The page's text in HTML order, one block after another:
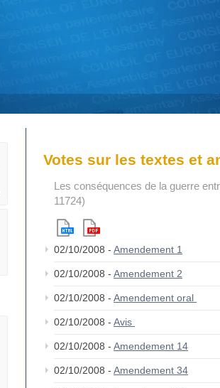
Votes sur les textes et
Les conséquences de la guerre
11724)
02/10/2008 - Amendement 1
02/10/2008 - Amendement 2
02/10/2008 - Amendement oral
02/10/2008 - Avis
02/10/2008 - Amendement 14
02/10/2008 - Amendement 34